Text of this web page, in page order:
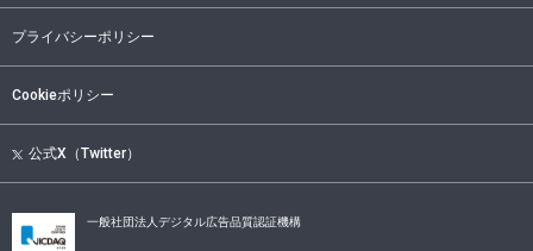
プライバシーポリシー
Cookieポリシー
公式X（Twitter）
一般社団法人デジタル広告品質認証機構